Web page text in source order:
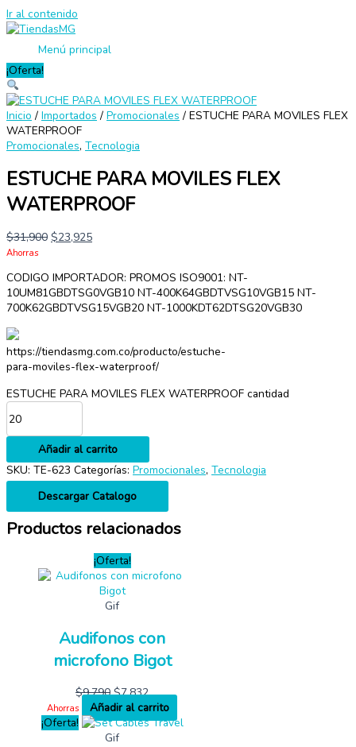
Ir al contenido
Menú principal
¡Oferta!
Inicio / Importados / Promocionales / ESTUCHE PARA MOVILES FLEX
WATERPROOF
Promocionales, Tecnologia
ESTUCHE PARA MOVILES FLEX
WATERPROOF
$31,900 $23,925
Ahorras
CODIGO IMPORTADOR: PROMOS ISO9001: NT-
10UM81GBDTSG0VGB10 NT-400K64GBDTVSG10VGB15 NT-
700K62GBDTVSG15VGB20 NT-1000KDT62DTSG20VGB30
https://tiendasmg.com.co/producto/estuche-
para-moviles-flex-waterproof/
ESTUCHE PARA MOVILES FLEX WATERPROOF cantidad
Añadir al carrito
SKU: TE-623 Categorías: Promocionales, Tecnologia
Descargar Catalogo
Productos relacionados
¡Oferta!
Gif
Audifonos con
microfono Bigot
$9,790 $7,832
Ahorras
Añadir al carrito
¡Oferta!
Gif